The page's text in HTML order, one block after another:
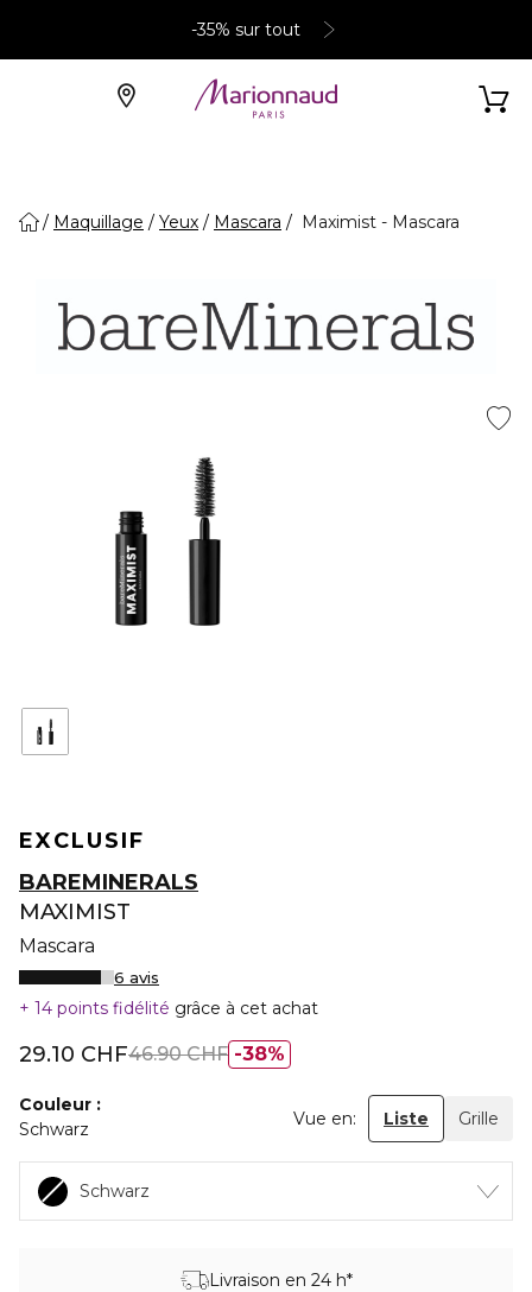
-35% sur tout
Maquillage Yeux Mascara Maximist - Mascara
EXCLUSIF
BAREMINERALS
MAXIMIST
Mascara
6 avis
14 points fidélité grâce à cet achat
38%
29.10 CHF46.90 CHF
Couleur
Schwarz
Vue en: Liste Grille
Schwarz
Livraison en 24 h*